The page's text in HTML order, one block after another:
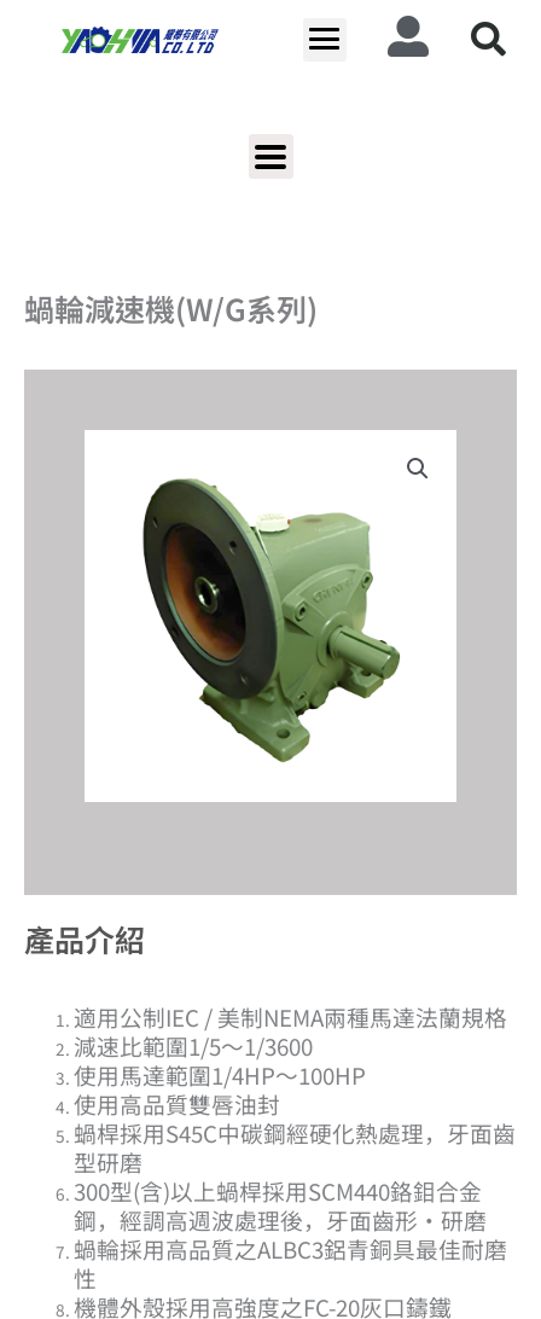
蝸輪減速機(W/G系列)
產品介紹​
適用公制IEC / 美制NEMA兩種馬達法蘭規格
減速比範圍1/5～1/3600
使用馬達範圍1/4HP～100HP
使用高品質雙唇油封
蝸桿採用S45C中碳鋼經硬化熱處理，牙面齒
型研磨
300型(含)以上蝸桿採用SCM440鉻鉬合金
鋼，經調高週波處理後，牙面齒形・研磨
蝸輪採用高品質之ALBC3鋁青銅具最佳耐磨
性
機體外殼採用高強度之FC-20灰口鑄鐵